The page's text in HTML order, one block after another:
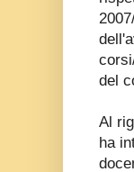
del
Al
ha